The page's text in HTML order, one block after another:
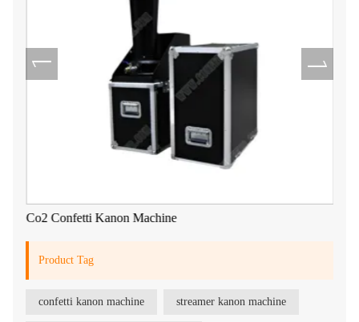
Co2 Confetti Kanon Machine
Product Tag
confetti kanon machine streamer kanon machine